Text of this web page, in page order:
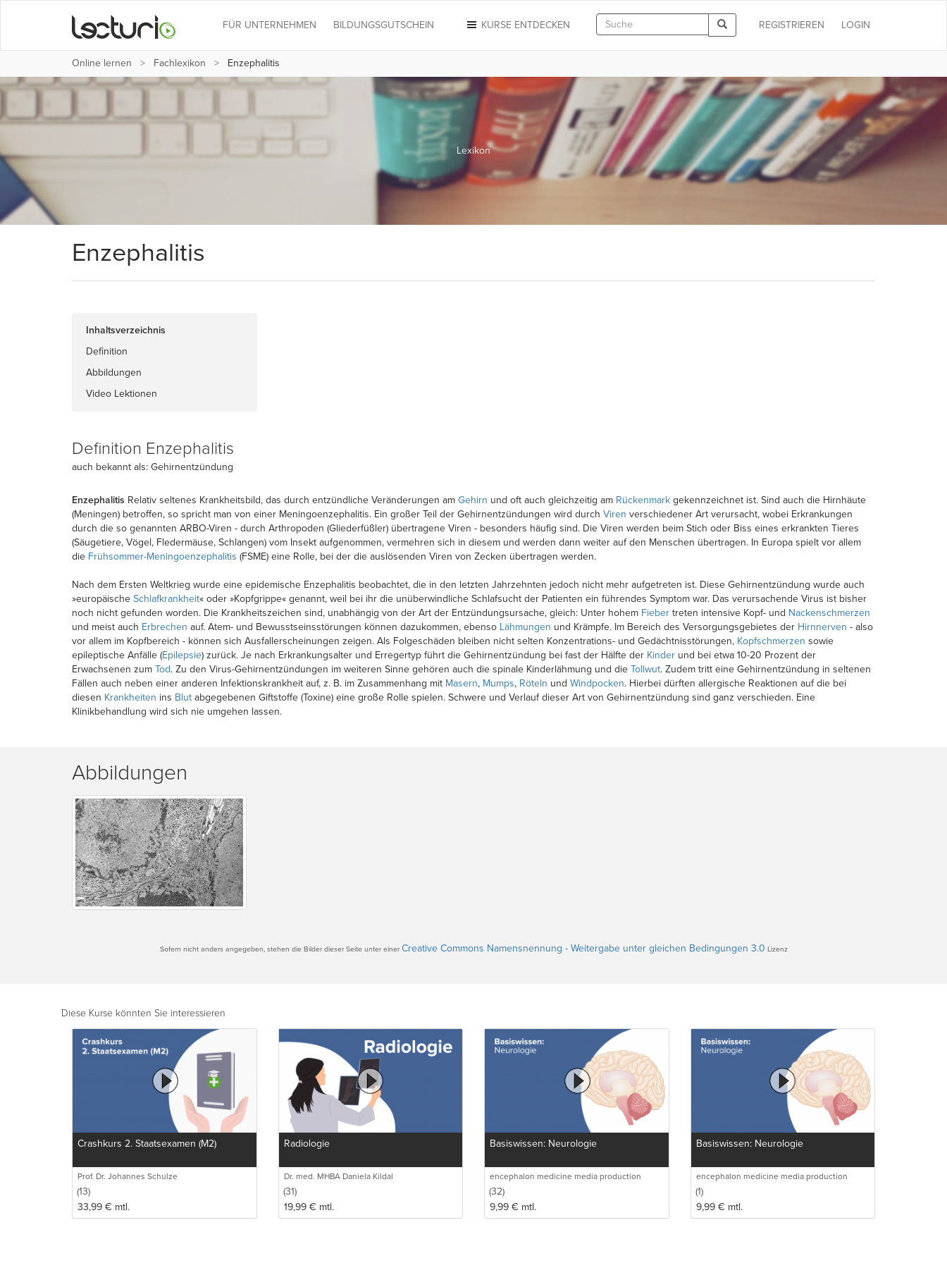
LOGIN
REGISTRIEREN
KURSE ENTDECKEN
FÜR UNTERNEHMEN BILDUNGSGUTSCHEIN
Online lernen Fachlexikon Enzephalitis
Lexikon
Enzephalitis
Inhaltsverzeichnis
Definition
Abbildungen
Video Lektionen
Definition Enzephalitis
auch bekannt als: Gehirnentzündung
Enzephalitis Relativ seltenes Krankheitsbild, das durch entzündliche Veränderungen am Gehirn und oft auch gleichzeitig am Rückenmark gekennzeichnet ist. Sind auch die Hirnhäute
(Meningen) betroffen, so spricht man von einer Meningoenzephalitis. Ein großer Teil der Gehirnentzündungen wird durch Viren verschiedener Art verursacht, wobei Erkrankungen
durch die so genannten ARBO-Viren - durch Arthropoden (Gliederfüßler) übertragene Viren - besonders häufig sind. Die Viren werden beim Stich oder Biss eines erkrankten Tieres
(Säugetiere, Vögel, Fledermäuse, Schlangen) vom Insekt aufgenommen, vermehren sich in diesem und werden dann weiter auf den Menschen übertragen. In Europa spielt vor allem
die Frühsommer-Meningoenzephalitis (FSME) eine Rolle, bei der die auslösenden Viren von Zecken übertragen werden.
Nach dem Ersten Weltkrieg wurde eine epidemische Enzephalitis beobachtet, die in den letzten Jahrzehnten jedoch nicht mehr aufgetreten ist. Diese Gehirnentzündung wurde auch
»europäische Schlafkrankheit« oder »Kopfgrippe« genannt, weil bei ihr die unüberwindliche Schlafsucht der Patienten ein führendes Symptom war. Das verursachende Virus ist bisher
noch nicht gefunden worden. Die Krankheitszeichen sind, unabhängig von der Art der Entzündungsursache, gleich: Unter hohem Fieber treten intensive Kopf- und Nackenschmerzen
und meist auch Erbrechen auf. Atem- und Bewusstseinsstörungen können dazukommen, ebenso Lähmungen und Krämpfe. Im Bereich des Versorgungsgebietes der Hirnnerven - also
vor allem im Kopfbereich - können sich Ausfallerscheinungen zeigen. Als Folgeschäden bleiben nicht selten Konzentrations- und Gedächtnisstörungen, Kopfschmerzen sowie
epileptische Anfälle (Epilepsie) zurück. Je nach Erkrankungsalter und Erregertyp führt die Gehirnentzündung bei fast der Hälfte der Kinder und bei etwa 10-20 Prozent der
Erwachsenen zum Tod. Zu den Virus-Gehirnentzündungen im weiteren Sinne gehören auch die spinale Kinderlähmung und die Tollwut. Zudem tritt eine Gehirnentzündung in seltenen
Fällen auch neben einer anderen Infektionskrankheit auf, z. B. im Zusammenhang mit Masern, Mumps, Röteln und Windpocken. Hierbei dürften allergische Reaktionen auf die bei
diesen Krankheiten ins Blut abgegebenen Giftstoffe (Toxine) eine große Rolle spielen. Schwere und Verlauf dieser Art von Gehirnentzündung sind ganz verschieden. Eine
Klinikbehandlung wird sich nie umgehen lassen.
Abbildungen
Sofern nicht anders angegeben, stehen die Bilder dieser Seite unter einerCreative Commons Namensnennung - Weitergabe unter gleichen Bedingungen 3.0 Lizenz
Diese Kurse könnten Sie interessieren
Crashkurs 2. Staatsexamen (M2)
Prof. Dr. Johannes Schulze
(13)
33,99 € mtl.
Radiologie
Dr. med. MHBA Daniela Kildal
(31)
19,99 € mtl.
Basiswissen: Neurologie
encephalon medicine media production
GmbH
(32)
9,99 € mtl.
Basiswissen: Neurologie
encephalon medicine media production
GmbH
(1)
9,99 € mtl.